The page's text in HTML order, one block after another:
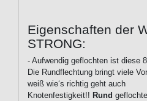
Eigenschaften der
STRONG:
- Aufwendig geflochten ist diese
Die Rundflechtung bringt viele
weiß wie‘s richtig geht auch
Knotenfestigkeit!! Rund